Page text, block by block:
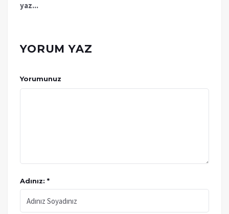
yaz...
YORUM YAZ
Yorumunuz
Adınız: *